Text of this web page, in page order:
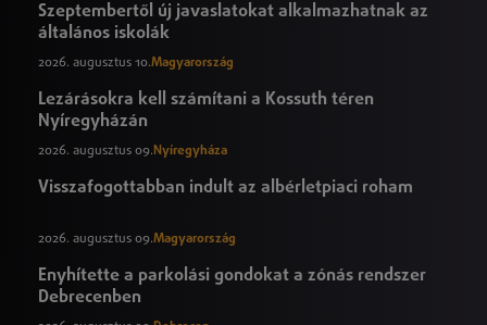
Szeptembertől új javaslatokat alkalmazhatnak az
általános iskolák
2026. augusztus 10.Magyarország
Lezárásokra kell számítani a Kossuth téren
Nyíregyházán
2026. augusztus 09. Nyíregyháza
Visszafogottabban indult az albérletpiaci roham
2026. augusztus 09.Magyarország
Enyhítette a parkolási gondokat a zónás rendszer
Debrecenben